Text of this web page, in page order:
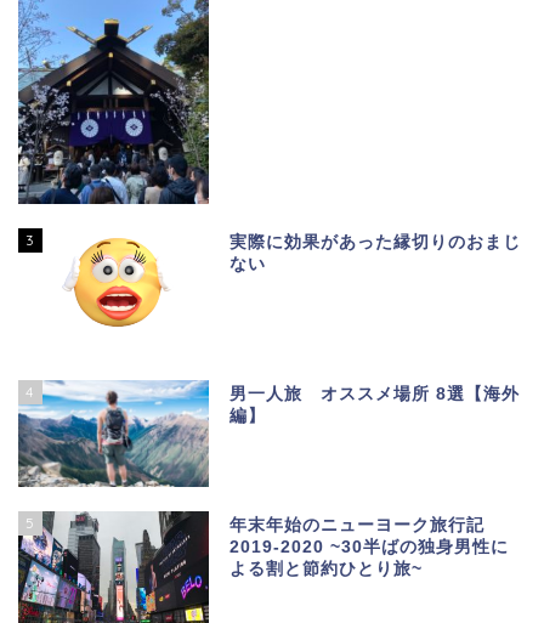
3
実際に効果があった縁切りのおまじ
ない
4
男一人旅 オススメ場所 8選【海外
編】
5
年末年始のニューヨーク旅行記
2019-2020 ~30半ばの独身男性に
よる割と節約ひとり旅~